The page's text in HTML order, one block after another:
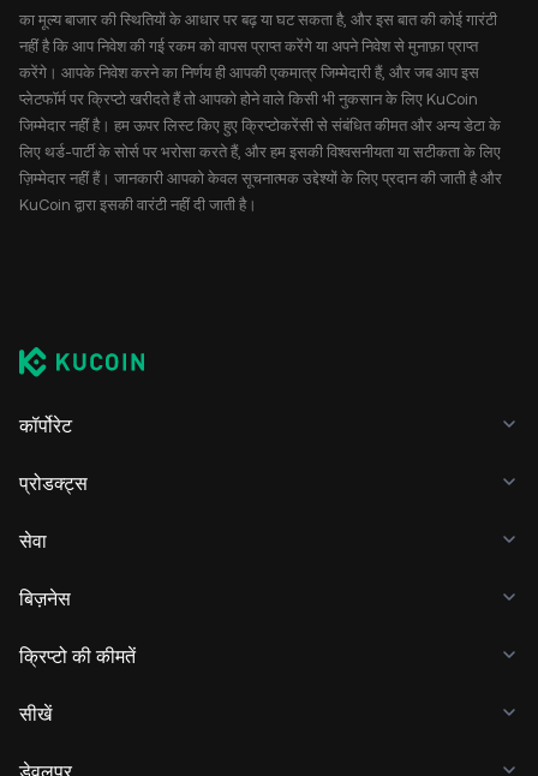
का मूल्य बाजार की स्थितियों के आधार पर बढ़ या घट सकता है, और इस बात की कोई गारंटी
नहीं है कि आप निवेश की गई रकम को वापस प्राप्त करेंगे या अपने निवेश से मुनाफ़ा प्राप्त
करेंगे। आपके निवेश करने का निर्णय ही आपकी एकमात्र जिम्मेदारी हैं, और जब आप इस
प्लेटफॉर्म पर क्रिप्टो खरीदते हैं तो आपको होने वाले किसी भी नुकसान के लिए KuCoin
जिम्मेदार नहीं है। हम ऊपर लिस्ट किए हुए क्रिप्टोकरेंसी से संबंधित कीमत और अन्य डेटा के
लिए थर्ड-पार्टी के सोर्स पर भरोसा करते हैं, और हम इसकी विश्वसनीयता या सटीकता के लिए
ज़िम्मेदार नहीं हैं। जानकारी आपको केवल सूचनात्मक उद्देश्यों के लिए प्रदान की जाती है और
KuCoin द्वारा इसकी वारंटी नहीं दी जाती है।
कॉर्पोरेट
प्रोडक्ट्स
सेवा
बिज़नेस
क्रिप्टो की कीमतें
सीखें